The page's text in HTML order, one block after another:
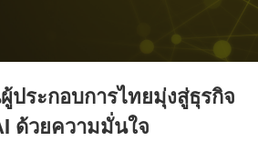
ระกอบการไทยมุ่งสู่ธุรกิจ
ด้วยความมั่นใจ